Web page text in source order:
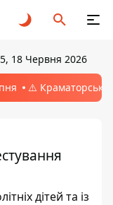
18 Червня 2026
⚠️ Краматорськ,
дітей та із